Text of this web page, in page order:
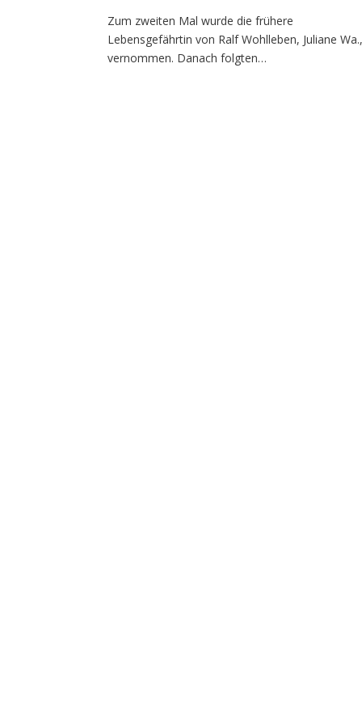
Zum zweiten Mal wurde die frühere
Lebensgefährtin von Ralf Wohlleben, Juliane Wa.,
vernommen. Danach folgten…